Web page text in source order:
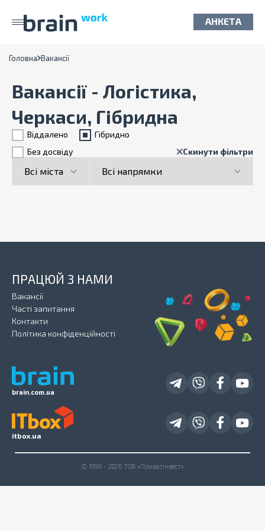
АНКЕТА
Головна Вакансії
Вакансії - Логістика,
Черкаси, Гібридна
Віддалено
Гiбридно
Без досвіду
Скинути фільтри
brain.com.ua
ПРАЦЮЙ З НАМИ
Вакансії
Часті запитання
Контакти
Політика конфіденційності
itbox.ua
© 1996 - 2026 ТОВ «Приватінвест»